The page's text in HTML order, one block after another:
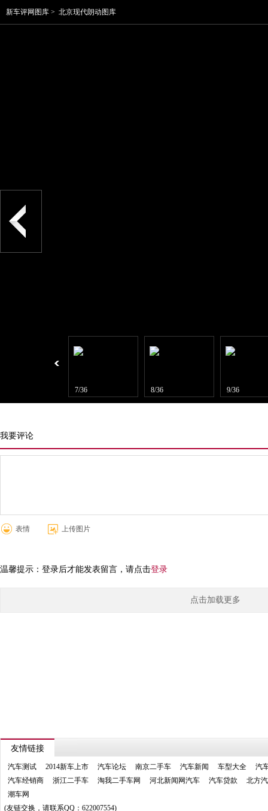
新车评网图库 > 北京现代朗动图库
1.8L车型配上了17寸轮圈，视觉效果够威猛。
7/36 8/36 9/36
我要评论
表情 上传图片
温馨提示：登录后才能发表留言，请点击登录
点击加载更多
友情链接
汽车测试 2014新车上市 汽车论坛 南京二手车 汽车新闻 车型大全
汽
汽车经销商
浙江二手车 淘我二手车网 河北新闻网汽车 汽车贷款
北方
潮车网
(友链交换，请联系QQ：622007554)